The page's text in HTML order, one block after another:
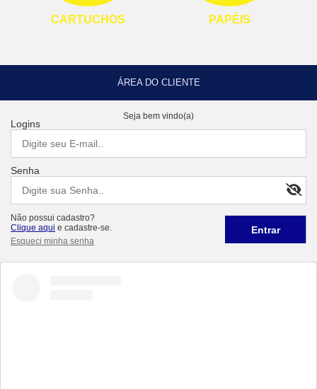
CARTUCHOS PAPÉIS
ÁREA DO CLIENTE
Seja bem vindo(a)
Logins
Senha
Não possui cadastro?
Clique aqui e cadastre-se.
Esqueci minha senha